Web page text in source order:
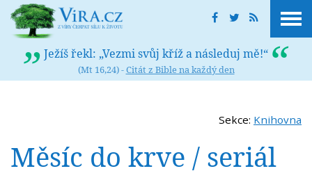
Ježíš řekl: „Vezmi svůj kříž a následuj mě!“
(Mt 16,24) -Citát z Bible na každý den
Sekce: Knihovna
Měsíc do krve / seriál